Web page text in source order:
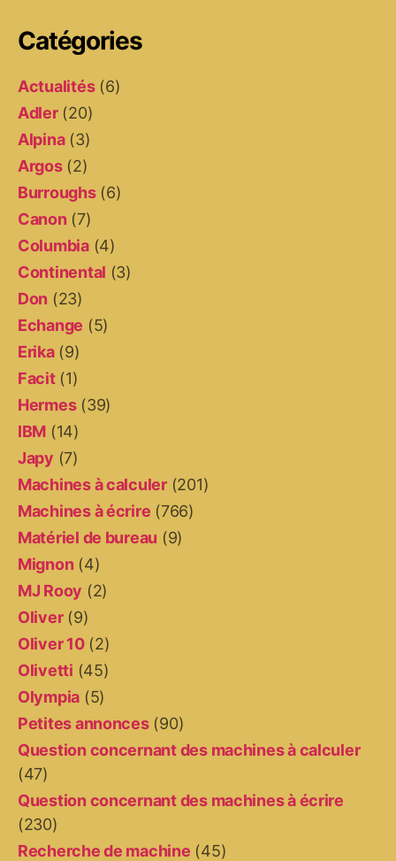
Catégories
Actualités(6)
Adler(20)
Alpina(3)
Argos(2)
Burroughs(6)
Canon (7)
Columbia(4)
Continental (3)
Don (23)
Echange (5)
Erika(9)
Facit(1)
Hermes(39)
IBM (14)
Japy (7)
Machines à calculer(201)
Machines à écrire (766)
Matériel de bureau (9)
Mignon (4)
MJ Rooy (2)
Oliver(9)
Oliver 10(2)
Olivetti (45)
Olympia (5)
Petites annonces(90)
Question concernant des machines à calculer
(47)
Question concernant des machines à écrire
(230)
Recherche de machine (45)